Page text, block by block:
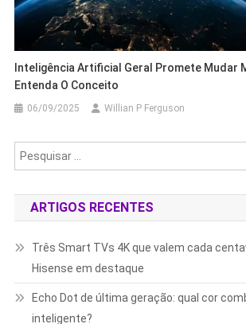
Inteligência Artificial Geral Promete Mudar
Entenda O Conceito
06/09/2025 Willian P Ferguson
ARTIGOS RECENTES
Três Smart TVs 4K que valem cada
Hisense em destaque
Echo Dot de última geração: qual cor
inteligente?